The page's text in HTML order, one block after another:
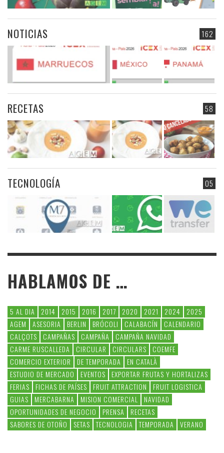
162
NOTICIAS
58
RECETAS
05
TECNOLOGÍA
HABLAMOS DE …
5 AL DIA 2014 2015 2016 2017 2020 2021 2024
2025
AGEM
ASESORIA BERLIN BRÓCOLI CALABACÍN
CALENDARIO
CALÇOTS
CAMPAÑAS CAMPAÑA
CAMPAÑA NAVIDAD
CARME RUSCALLEDA
CIRCULAR CIRCULARS
COEMFE
COMERCIO EXTERIOR
DE TEMPORADA
EN CATALÀ
ESTUDIO DE MERCADO
EVENTOS
EXPORTAR FRUTAS Y HORTALIZAS
FERIAS
FICHAS DE PAÍSES FRUIT ATTRACTION
FRUIT LOGISTICA
GUIAS
MERCABARNA MISION COMERCIAL
NAVIDAD
OPORTUNIDADES DE NEGOCIO
PRENSA
RECETAS
SABORES DE OTOÑO
SETAS TECNOLOGIA TEMPORADA VERANO